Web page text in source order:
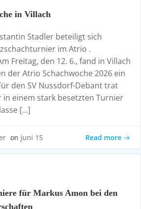
in Villach
Stadler beteiligt sich
im Atrio .
Freitag, den 12. 6., fand in Villach
der Atrio Schachwoche 2026 ein
den SV Nussdorf-Debant trat
in einem stark besetzten Turnier
[…]
on Juni 15 Read more
für Markus Amon bei den